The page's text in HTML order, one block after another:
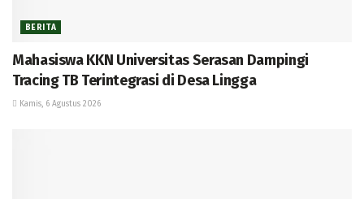
BERITA
Mahasiswa KKN Universitas Serasan Dampingi
Tracing TB Terintegrasi di Desa Lingga
Kamis, 6 Agustus 2026